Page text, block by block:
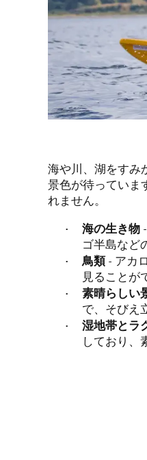
海や川、湖をすみ
景色が待っていま
れません。
海の生き物
ゴ半島など
鳥類 - アカ
見ることが
素晴らしい
で、そびえ
湿地帯とラ
しており、